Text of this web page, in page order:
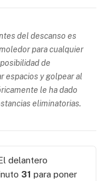
del descanso es
para cualquier
de
espacios y golpear al
le ha dado
eliminatorias.
delantero
31 para poner